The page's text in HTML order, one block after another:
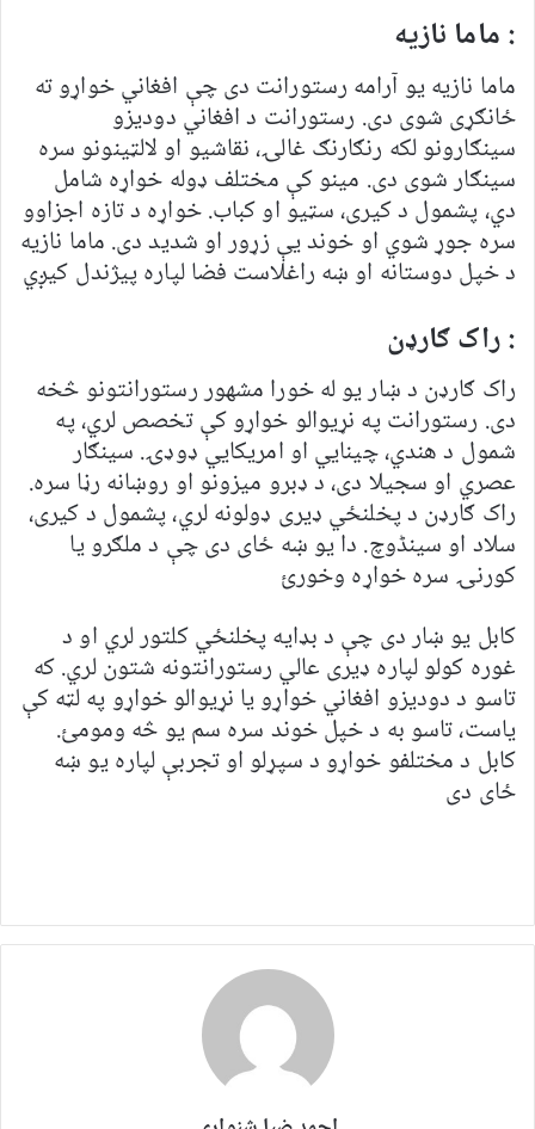
: ماما نازیه
ماما نازیه یو آرامه رستورانت دی چې افغاني خواړو ته
ځانګړی شوی دی. رستورانت د افغاني دودیزو
سینګارونو لکه رنګارنګ غالۍ، نقاشیو او لالټینونو سره
سینګار شوی دی. مینو کې مختلف ډوله خواړه شامل
دي، پشمول د کیری، سټیو او کباب. خواړه د تازه اجزاوو
سره جوړ شوي او خوند یې زړور او شدید دی. ماما نازیه
د خپل دوستانه او ښه راغلاست فضا لپاره پیژندل کیږي
: راک ګارډن
راک ګارډن د ښار یو له خورا مشهور رستورانتونو څخه
دی. رستورانت په نړیوالو خواړو کې تخصص لري، په
شمول د هندي، چینایي او امریکایي ډوډۍ. سینګار
عصري او سجیلا دی، د ډبرو میزونو او روښانه رڼا سره.
راک ګارډن د پخلنځي ډیری ډولونه لري، پشمول د کیری،
سلاد او سینڈوچ. دا یو ښه ځای دی چې د ملګرو یا
کورنۍ سره خواړه وخورئ
کابل یو ښار دی چې د بډایه پخلنځي کلتور لري او د
غوره کولو لپاره ډیری عالي رستورانتونه شتون لري. که
تاسو د دودیزو افغاني خواړو یا نړیوالو خواړو په لټه کې
یاست، تاسو به د خپل خوند سره سم یو څه ومومئ.
کابل د مختلفو خواړو د سپړلو او تجربې لپاره یو ښه
ځای دی